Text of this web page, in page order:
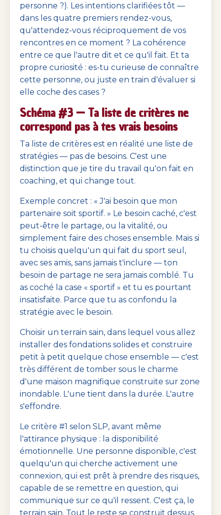
personne ?). Les intentions clarifiées tôt —
dans les quatre premiers rendez-vous,
qu'attendez-vous réciproquement de vos
rencontres en ce moment ? La cohérence
entre ce que l'autre dit et ce qu'il fait. Et ta
propre curiosité : es-tu curieuse de connaître
cette personne, ou juste en train d'évaluer si
elle coche des cases ?
Schéma #3 — Ta liste de critères ne
correspond pas à tes vrais besoins
Ta liste de critères est en réalité une liste de
stratégies — pas de besoins. C'est une
distinction que je tire du travail qu'on fait en
coaching, et qui change tout.
Exemple concret : « J'ai besoin que mon
partenaire soit sportif. » Le besoin caché, c'est
peut-être le partage, ou la vitalité, ou
simplement faire des choses ensemble. Mais si
tu choisis quelqu'un qui fait du sport seul,
avec ses amis, sans jamais t'inclure — ton
besoin de partage ne sera jamais comblé. Tu
as coché la case « sportif » et tu es pourtant
insatisfaite. Parce que tu as confondu la
stratégie avec le besoin.
Choisir un terrain sain, dans lequel vous allez
installer des fondations solides et construire
petit à petit quelque chose ensemble — c'est
très différent de tomber sous le charme
d'une maison magnifique construite sur zone
inondable. L'une tient dans la durée. L'autre
s'effondre.
Le critère #1 selon SLP, avant même
l'attirance physique : la disponibilité
émotionnelle. Une personne disponible, c'est
quelqu'un qui cherche activement une
connexion, qui est prêt à prendre des risques,
capable de se remettre en question, qui
communique sur ce qu'il ressent. C'est ça, le
terrain sain. Tout le reste se construit dessus.